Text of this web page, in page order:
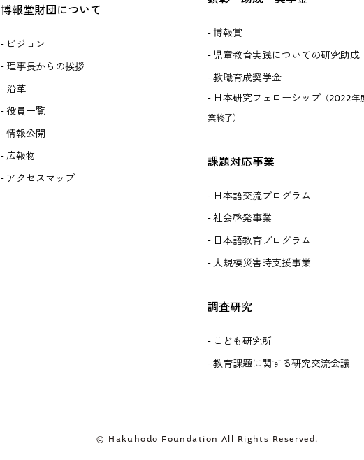
博報堂財団について
ビジョン
理事長からの挨拶
沿革
役員一覧
情報公開
広報物
アクセスマップ
博報賞
児童教育実践についての研究助成
教職育成奨学金
日本研究フェローシップ （2022年
業終了）
課題対応事業
日本語交流プログラム
社会啓発事業
日本語教育プログラム
大規模災害時支援事業
調査研究
こども研究所
教育課題に関する研究交流会議
© Hakuhodo Foundation All Rights Reserved.